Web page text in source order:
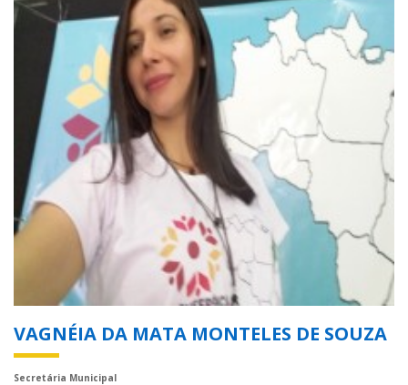
VAGNÉIA DA MATA MONTELES DE SOUZA
Secretária Municipal